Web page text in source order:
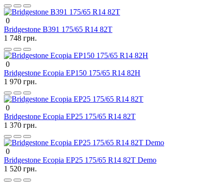
0
Bridgestone B391 175/65 R14 82T
1 748 грн.
0
Bridgestone Ecopia EP150 175/65 R14 82H
1 970 грн.
0
Bridgestone Ecopia EP25 175/65 R14 82T
1 370 грн.
0
Bridgestone Ecopia EP25 175/65 R14 82T Demo
1 520 грн.